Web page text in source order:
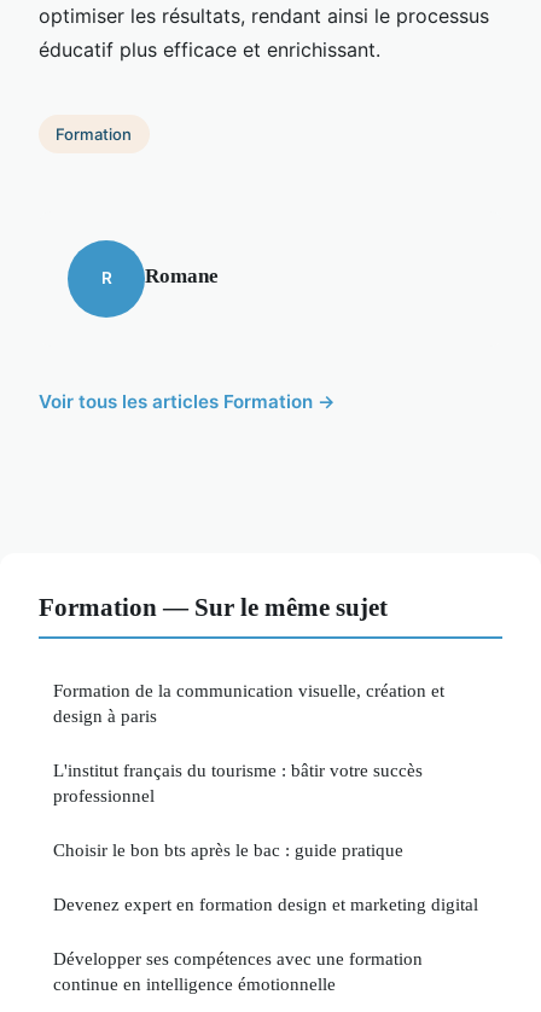
optimiser les résultats, rendant ainsi le processus
éducatif plus efficace et enrichissant.
Formation
R Romane
Voir tous les articles Formation →
Formation — Sur le même sujet
Formation de la communication visuelle, création et
design à paris
L'institut français du tourisme : bâtir votre succès
professionnel
Choisir le bon bts après le bac : guide pratique
Devenez expert en formation design et marketing digital
Développer ses compétences avec une formation
continue en intelligence émotionnelle